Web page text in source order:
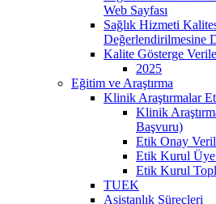
Web Sayfası
Sağlık Hizmeti
Değerlendirilmesine
Kalite Gösterge
2025
Eğitim ve Araştırma
Klinik Araştırmalar
Klinik
Başvuru)
Etik Onay
Etik Kurul Üye
Etik Kurul
TUEK
Asistanlık Süreçleri